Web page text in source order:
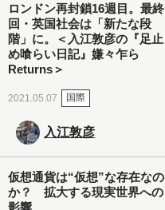
ロンドン再封鎖16週目。最終
回・英国社会は「新たな段
階」に。＜入江敦彦の『足止
め喰らい日記』嫌々乍ら
Returns＞
2021.05.07 国際
入江敦彦
仮想通貨は“仮想”な存在なの
か？ 拡大する現実世界への
影響